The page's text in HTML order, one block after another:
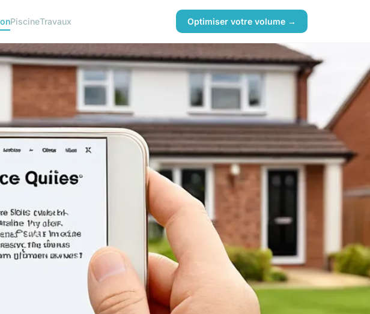
PiscineTravaux Optimiser votre volume →